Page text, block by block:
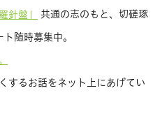
針盤」 共通の志のもと、切磋琢
随時募集中。
するお話をネット上にあげてい